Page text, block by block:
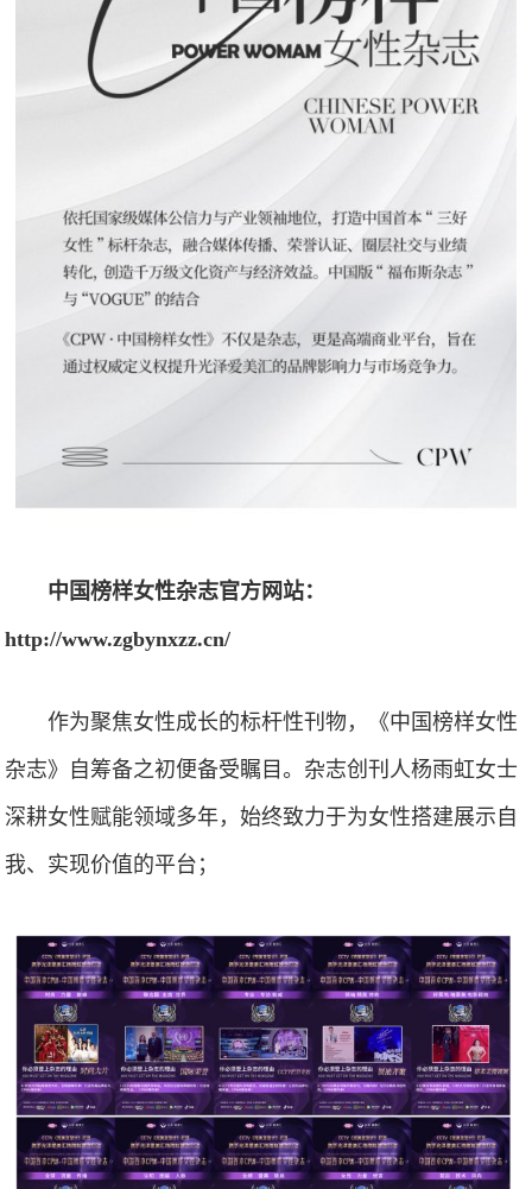
中国榜样女性杂志官方网站：
http://www.zgbynxzz.cn/
作为聚焦女性成长的标杆性刊物，《中国榜样女性
杂志》自筹备之初便备受瞩目。杂志创刊人杨雨虹女士
深耕女性赋能领域多年，始终致力于为女性搭建展示自
我、实现价值的平台；